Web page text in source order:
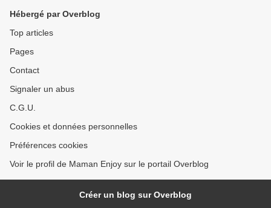
Hébergé par Overblog
Top articles
Pages
Contact
Signaler un abus
C.G.U.
Cookies et données personnelles
Préférences cookies
Voir le profil de Maman Enjoy sur le portail Overblog
Créer un blog sur Overblog